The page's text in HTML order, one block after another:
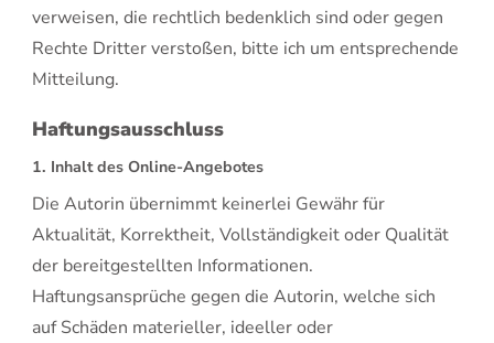
verweisen, die rechtlich bedenklich sind oder gegen
Rechte Dritter verstoßen, bitte ich um entsprechende
Mitteilung.
Haftungsausschluss
1. Inhalt des Online-Angebotes
Die Autorin übernimmt keinerlei Gewähr für
Aktualität, Korrektheit, Vollständigkeit oder Qualität
der bereitgestellten Informationen.
Haftungsansprüche gegen die Autorin, welche sich
auf Schäden materieller, ideeller oder